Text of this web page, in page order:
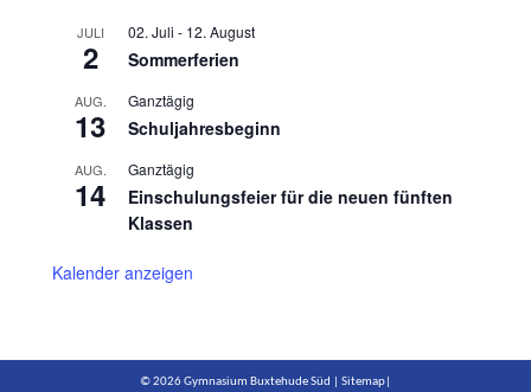
JULI
2
02. Juli - 12. August
Sommerferien
AUG.
13
Ganztägig
Schuljahresbeginn
AUG.
14
Ganztägig
Einschulungsfeier für die neuen fünften
Klassen
Kalender anzeigen
© 2026 Gymnasium Buxtehude Süd | Sitemap